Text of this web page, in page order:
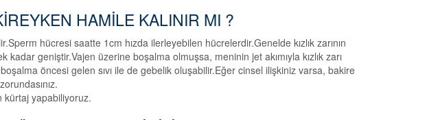
HAMİLE KALINIR MI ?
hücresi saatte 1cm hızda ilerleyebilen hücrelerdir.Genelde kızlık zarının
kadar geniştir.Vajen üzerine boşalma olmuşsa, meninin jet akımıyla kızlık zarı
öncesi gelen sıvı ile de gebelik oluşabilir.Eğer cinsel ilişkiniz varsa, bakire
kürtaj yapabiliyoruz.